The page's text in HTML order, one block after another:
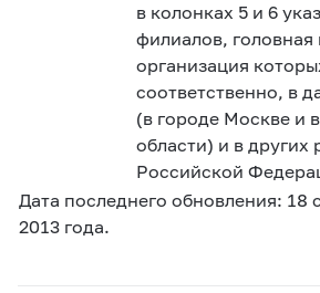
в колонках 5 и 6
филиалов, головная
организация
соответственно, в
(в городе Москве и
области) и в других
Российской
Дата последнего обновления: 18
2013 года.